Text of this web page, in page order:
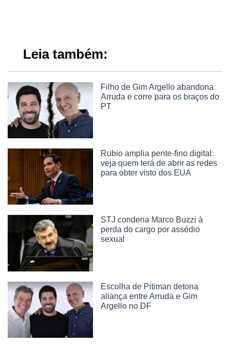
Leia também:
Filho de Gim Argello abandona
Arruda e corre para os braços do
PT
Rubio amplia pente-fino digital:
veja quem terá de abrir as redes
para obter visto dos EUA
STJ condena Marco Buzzi à
perda do cargo por assédio
sexual
Escolha de Pitiman detona
aliança entre Arruda e Gim
Argello no DF